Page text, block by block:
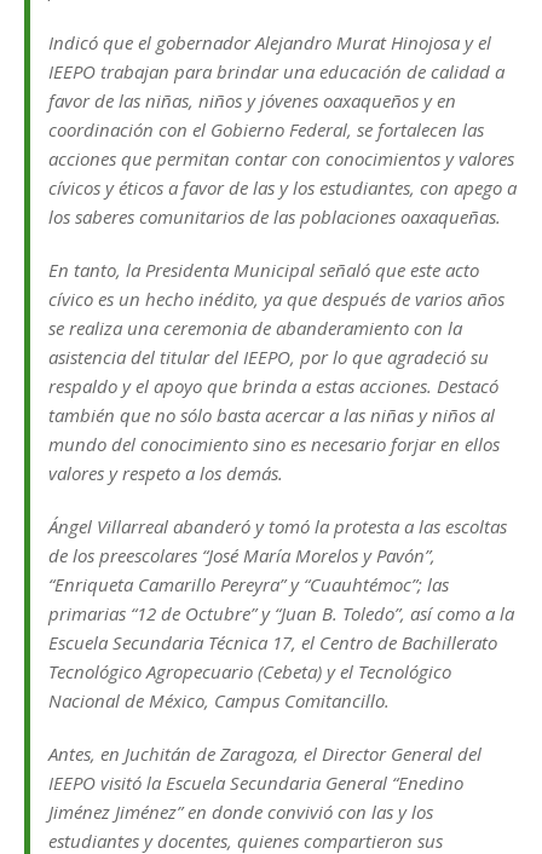
Indicó que el gobernador Alejandro Murat Hinojosa y el
IEEPO trabajan para brindar una educación de calidad a
favor de las niñas, niños y jóvenes oaxaqueños y en
coordinación con el Gobierno Federal, se fortalecen las
acciones que permitan contar con conocimientos y valores
cívicos y éticos a favor de las y los estudiantes, con apego a
los saberes comunitarios de las poblaciones oaxaqueñas.
En tanto, la Presidenta Municipal señaló que este acto
cívico es un hecho inédito, ya que después de varios años
se realiza una ceremonia de abanderamiento con la
asistencia del titular del IEEPO, por lo que agradeció su
respaldo y el apoyo que brinda a estas acciones. Destacó
también que no sólo basta acercar a las niñas y niños al
mundo del conocimiento sino es necesario forjar en ellos
valores y respeto a los demás.
Ángel Villarreal abanderó y tomó la protesta a las escoltas
de los preescolares “José María Morelos y Pavón”,
“Enriqueta Camarillo Pereyra” y “Cuauhtémoc”; las
primarias “12 de Octubre” y “Juan B. Toledo”, así como a la
Escuela Secundaria Técnica 17, el Centro de Bachillerato
Tecnológico Agropecuario (Cebeta) y el Tecnológico
Nacional de México, Campus Comitancillo.
Antes, en Juchitán de Zaragoza, el Director General del
IEEPO visitó la Escuela Secundaria General “Enedino
Jiménez Jiménez” en donde convivió con las y los
estudiantes y docentes, quienes compartieron sus